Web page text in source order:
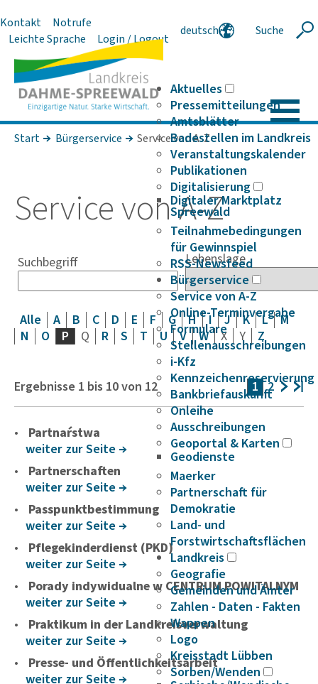
Kontakt
Notrufe
Leichte Sprache
Login / Logout
deutsch
Suche
Aktuelles
Pressemitteilungen
Amtsblätter
Badestellen im Landkreis
Veranstaltungskalender
Publikationen
Digitalisierung
Digitaler Marktplatz
Spreewald
Teilnahmebedingungen
für Gewinnspiel
RSS-Newsfeed
Bürgerservice
Service von A-Z
Online-Terminvergabe
Formulare
Stellenausschreibungen
i-Kfz
Kennzeichenreservierung
Bankbriefauskunft
Onleihe
Ausschreibungen
Geoportal & Karten
Geodienste
Maerker
Partnerschaft für
Demokratie
Land- und
Forstwirtschaftsflächen
Landkreis
Geografie
Gemeinden und Ämter
Zahlen - Daten - Fakten
Wappen
Logo
Kreisstadt Lübben
Sorben/Wenden
Start Bürgerservice Service von A-Z
Service von A-Z
Suchbegriff Lebenslage
Alle A B C D E F G H I J K L
M
N
O P Q R S T U V W X Y Z
Ergebnisse 1 bis 10von 12 1 2
Partnaŕstwa
weiter zur Seite
Partnerschaften
weiter zur Seite
Passpunktbestimmung
weiter zur Seite
Pflegekinderdienst (PKD)
weiter zur Seite
Porady indywidualne w CENTRUM POWITALNYM
weiter zur Seite
Praktikum in der Landkreisverwaltung
weiter zur Seite
Presse- und Öffentlichkeitsarbeit
weiter zur Seite